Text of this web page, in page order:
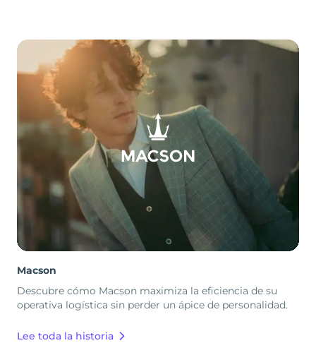
Macson
Descubre cómo Macson maximiza la eficiencia de su
operativa logística sin perder un ápice de personalidad.
Lee toda la historia